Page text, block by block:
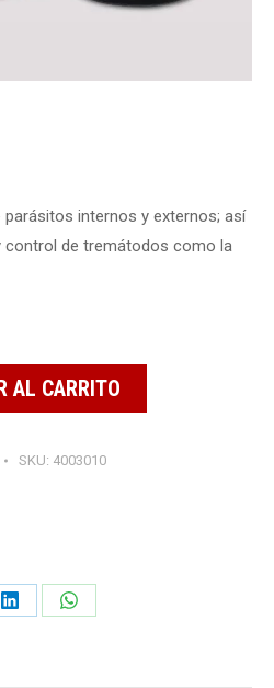
internos y externos; así
de tremátodos como la
AL CARRITO
SKU: 4003010
Share
Share